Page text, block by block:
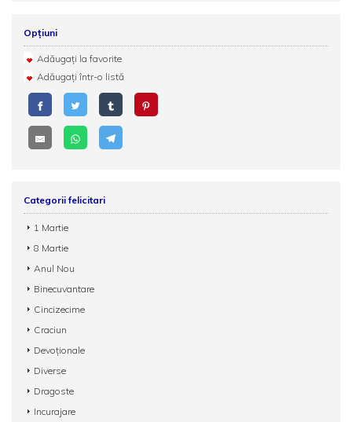
Opțiuni
Adăugați la favorite
Adăugați într-o listă
Categorii felicitari
1 Martie
8 Martie
Anul Nou
Binecuvantare
Cincizecime
Craciun
Devoționale
Diverse
Dragoste
Incurajare